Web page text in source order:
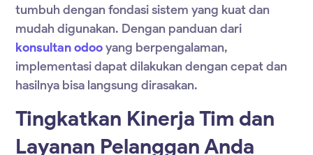
tumbuh dengan fondasi sistem yang kuat dan
mudah digunakan. Dengan panduan dari
konsultan odooyang berpengalaman,
implementasi dapat dilakukan dengan cepat dan
hasilnya bisa langsung dirasakan.
Tingkatkan Kinerja Tim dan
Layanan Pelanggan Anda